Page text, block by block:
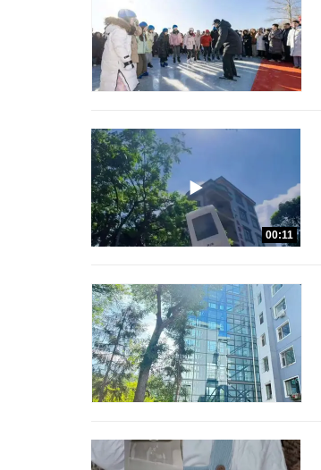
00:11